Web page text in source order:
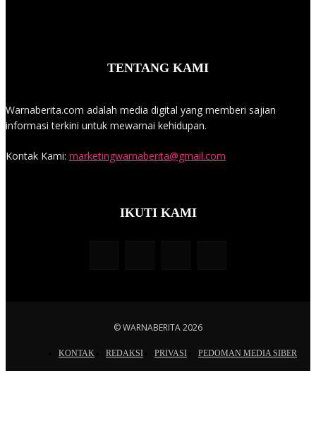
TENTANG KAMI
Warnaberita.com adalah media digital yang memberi sajian
informasi terkini untuk mewarnai kehidupan.
Kontak Kami: marketingwarnaberita@gmail.com
IKUTI KAMI
© WARNABERITA 2026
KONTAK REDAKSI PRIVASI PEDOMAN MEDIA SIBER